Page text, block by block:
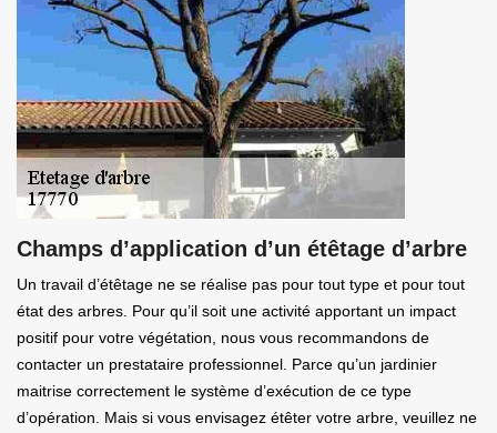
Champs d’application d’un étêtage d’arbre
Un travail d’étêtage ne se réalise pas pour tout type et pour tout
état des arbres. Pour qu’il soit une activité apportant un impact
positif pour votre végétation, nous vous recommandons de
contacter un prestataire professionnel. Parce qu’un jardinier
maitrise correctement le système d’exécution de ce type
d’opération. Mais si vous envisagez étêter votre arbre, veuillez ne